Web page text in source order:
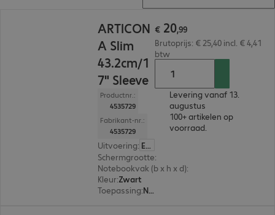
ARTICON
A Slim
43.2cm/1
7" Sleeve
Productnr.:
4535729
Fabrikant-nr.:
4535729
Uitvoering: Europa
Schermgrootte:
Notebookvak (b x h x d):
Kleur:Zwart
Toepassing: Notebook, Tablet
€ 20,99
Brutoprijs: € 25,40 incl. € 4,41
btw
Levering vanaf 13.
augustus
100+ artikelen op
voorraad.